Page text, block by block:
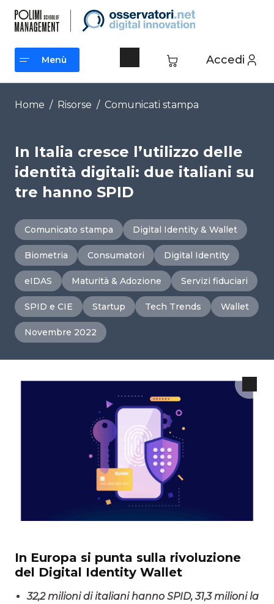
contenuto
Accedi
Menù
Menù
Home / Risorse / Comunicati stampa
In Italia cresce l’utilizzo delle
identità digitali: due italiani su
tre hanno SPID
Comunicato stampa Digital Identity & Wallet
Biometria Consumatori Digital Identity
eIDAS Maturità & Adozione Servizi fiduciari
SPID e CIE Startup Tech Trends Wallet
Novembre 2022
In Europa si punta sulla rivoluzione
del Digital Identity Wallet
32,2 milioni di italiani hanno SPID, 31,3 milioni la